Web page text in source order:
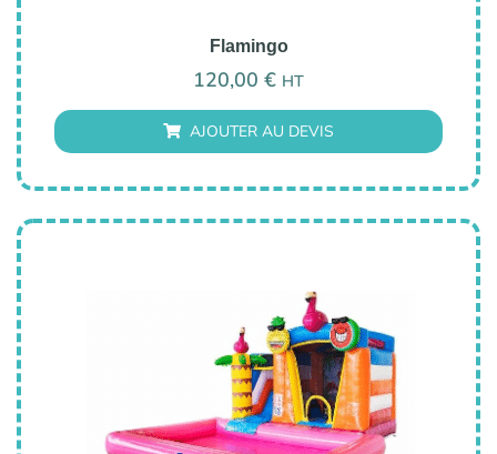
Flamingo
120,00 € HT
AJOUTER AU DEVIS